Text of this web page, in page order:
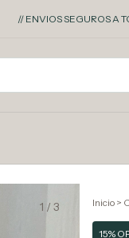
SEGUROS A TODO EL
1 / 3 Inicio >
15%